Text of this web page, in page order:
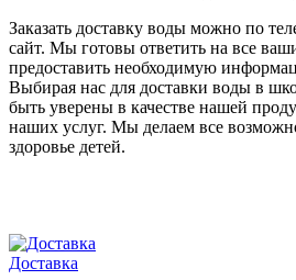
Заказать доставку воды можно по
сайт. Мы готовы ответить на все
предоставить необходимую
Выбирая наc для доставки воды в
быть уверены в качестве нашей
наших услуг. Мы делаем все
здоровье детей.
Доставка